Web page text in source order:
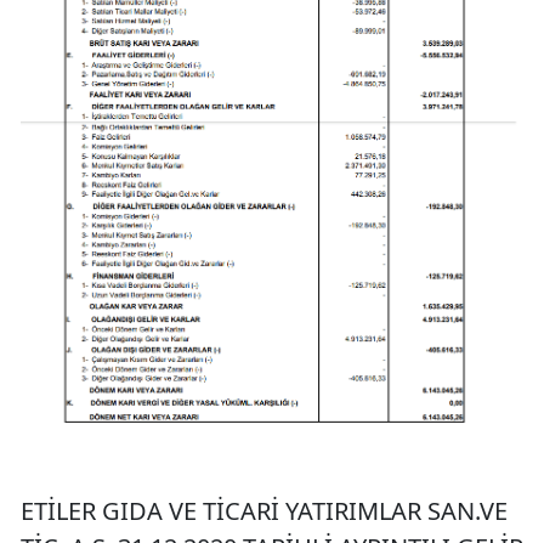
ETİLER GIDA VE TİCARİ YATIRIMLAR SAN.VE